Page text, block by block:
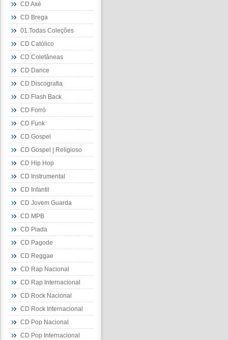
CD Axé
CD Brega
01.Todas Coleções
CD Católico
CD Coletâneas
CD Dance
CD Discografia
CD Flash Back
CD Forró
CD Funk
CD Gospel
CD Gospel | Religioso
CD Hip Hop
CD Instrumental
CD Infantil
CD Jovem Guarda
CD MPB
CD Piada
CD Pagode
CD Reggae
CD Rap Nacional
CD Rap Internacional
CD Rock Nacional
CD Rock Internacional
CD Pop Nacional
CD Pop Internacional